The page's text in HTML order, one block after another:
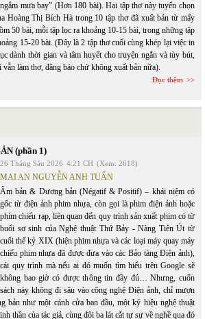
ngắm mưa bay” (Hơn 180 bài). Hai tập thơ này tuyển chọn
Hoàng Thị Bích Hà trong 10 tập thơ đã xuất bản từ mấy
50 bài, mỗi tập lọc ra khoảng 10-15 bài, trong những tập
15-20 bài. (Đây là 2 tập thơ cuối cùng khép lại việc in
dành thời gian và tâm huyết cho truyện ngắn và tùy bút,
làm thơ, đăng báo chứ không xuất bản nữa).
Đọc thêm
(phần 1)
26 Tháng Sáu 2026 4:21 CH (Xem: 2618)
MAI AN NGUYỄN ANH TUẤN
Âm bản & Dương bản (Négatif & Positif) – khái niệm có
gốc từ điện ảnh phim nhựa, còn gọi là phim điện ảnh hoặc
phim chiếu rạp, liên quan đến quy trình sản xuất phim có từ
buổi sơ sinh của Nghệ thuật Thứ Bảy - Nàng Tiên Út từ
cuối thế kỷ XIX (hiện phim nhựa và các loại máy quay máy
chiếu phim nhựa đã được đưa vào các Bảo tàng Điện ảnh),
cái quy trình mà nếu ai đó muốn tìm hiểu trên Google sẽ
không bao giờ có được thông tin đầy đủ… Nhưng, cuốn
sách này không đi sâu vào công nghệ Điện ảnh, chỉ mượn
bản như một cánh cửa ban đầu, một ký hiệu nghệ thuật
thần của tác giả, cùng đôi ba lát cắt tự sự về nghề qua đó